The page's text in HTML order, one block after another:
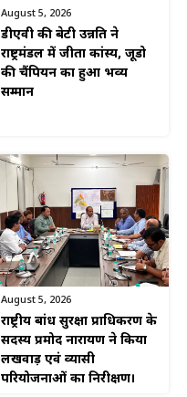
August 5, 2026
डीएवी की बेटी उन्नति ने
राष्ट्रमंडल में जीता कांस्य, जूडो
की चैंपियन का हुआ भव्य
सम्मान
August 5, 2026
राष्ट्रीय बांध सुरक्षा प्राधिकरण के
सदस्य प्रमोद नारायण ने किया
लखवाड़ एवं व्यासी
परियोजनाओं का निरीक्षण।